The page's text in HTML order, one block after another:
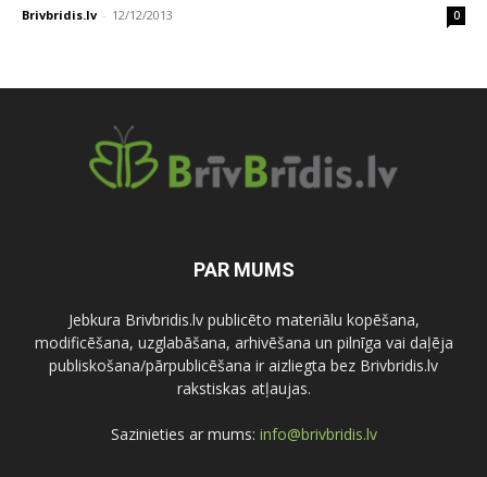
Brivbridis.lv - 12/12/2013 0
PAR MUMS
Jebkura Brivbridis.lv publicēto materiālu kopēšana,
modificēšana, uzglabāšana, arhivēšana un pilnīga vai daļēja
publiskošana/pārpublicēšana ir aizliegta bez Brivbridis.lv
rakstiskas atļaujas.
Sazinieties ar mums: info@brivbridis.lv